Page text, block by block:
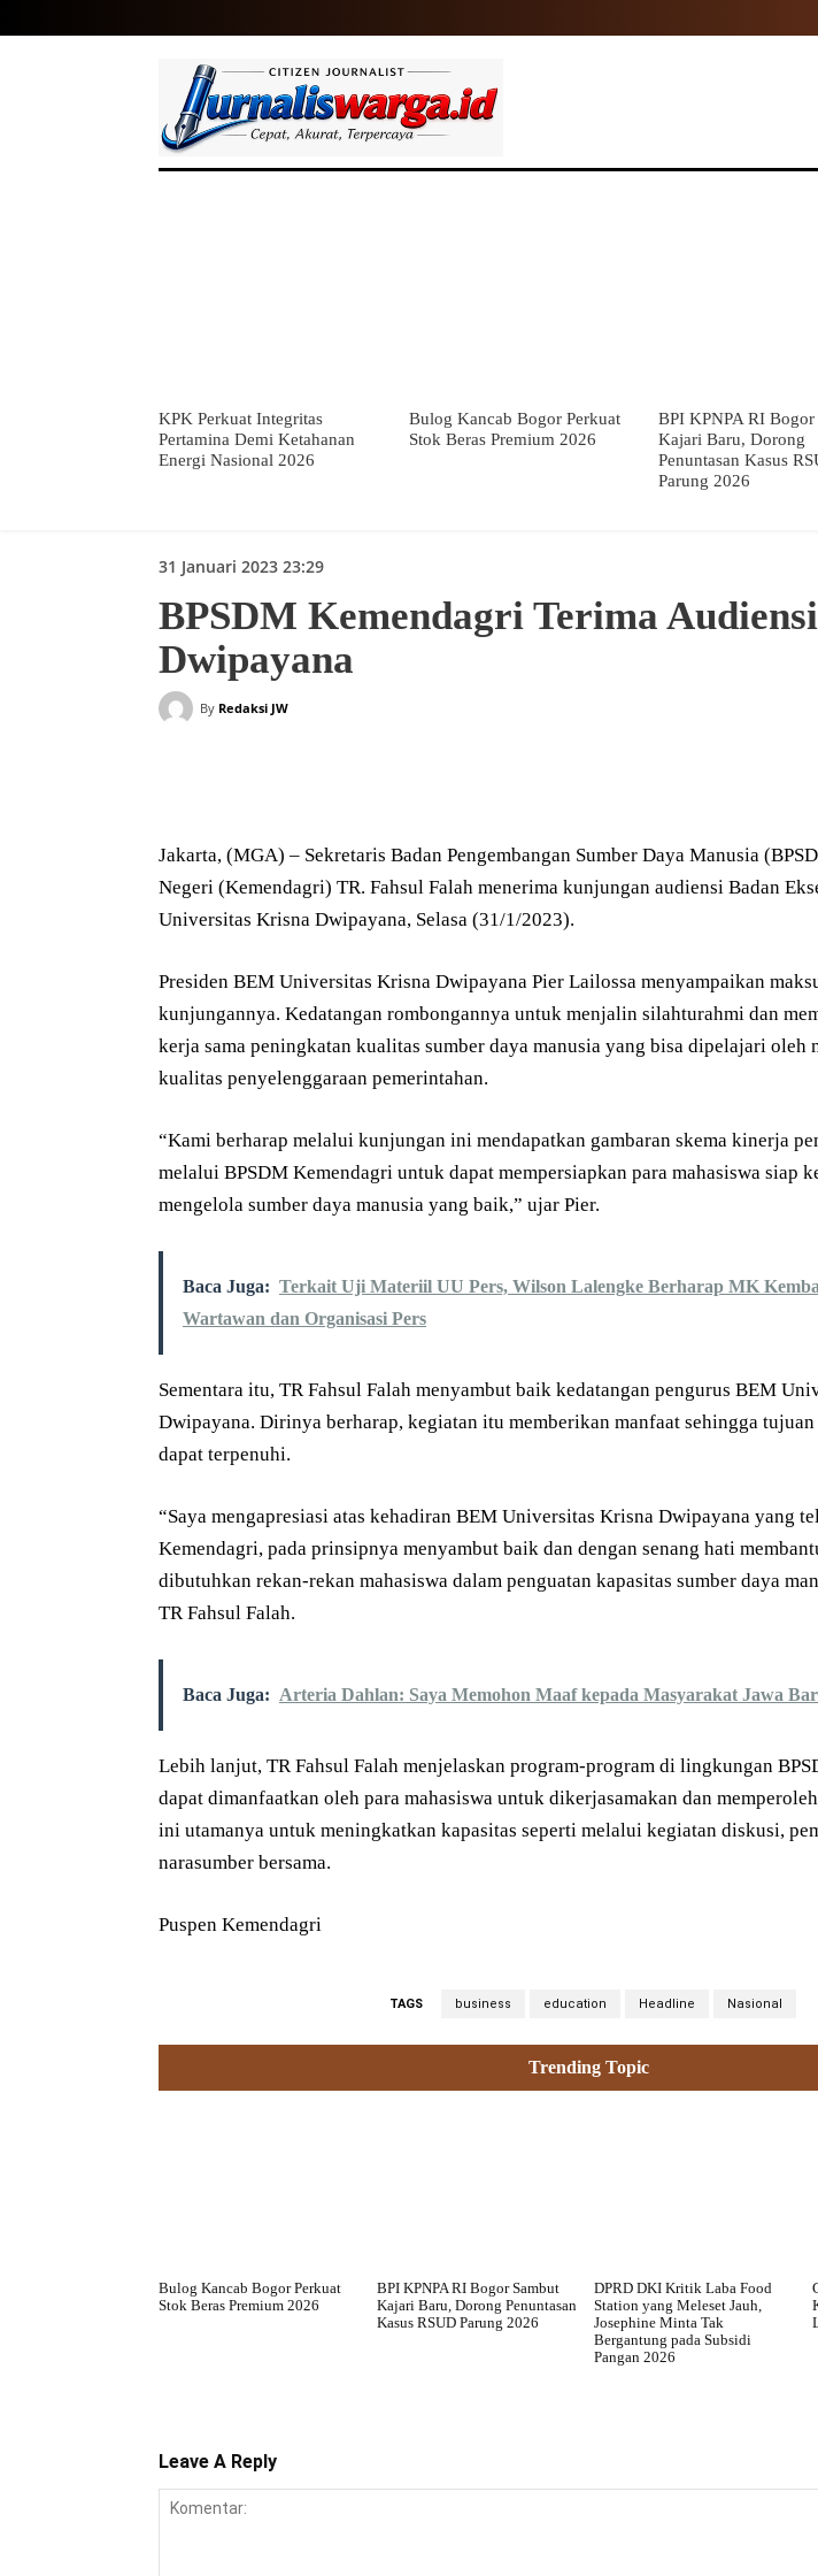
KPK Perkuat Integritas
Pertamina Demi Ketahanan
Energi Nasional 2026
Bulog Kancab Bogor Perkuat
Stok Beras Premium 2026
BPI KPNPA RI Bogor
Kajari Baru, Dorong
Penuntasan Kasus
Parung 2026
31 Januari 2023 23:29
BPSDM Kemendagri Terima
Dwipayana
By Redaksi JW
Jakarta, (MGA) – Sekretaris Badan Pengembangan Sumber Daya Manusia
Negeri (Kemendagri) TR. Fahsul Falah menerima kunjungan audiensi Badan
Universitas Krisna Dwipayana, Selasa (31/1/2023).
Presiden BEM Universitas Krisna Dwipayana Pier Lailossa menyampaikan
kunjungannya. Kedatangan rombongannya untuk menjalin silahturahmi dan
kerja sama peningkatan kualitas sumber daya manusia yang bisa dipelajari oleh
kualitas penyelenggaraan pemerintahan.
“Kami berharap melalui kunjungan ini mendapatkan gambaran skema kinerja
melalui BPSDM Kemendagri untuk dapat mempersiapkan para mahasiswa siap
mengelola sumber daya manusia yang baik,” ujar Pier.
Baca Juga: Terkait Uji Materiil UU Pers, Wilson Lalengke Berharap MK
Wartawan dan Organisasi Pers
Sementara itu, TR Fahsul Falah menyambut baik kedatangan pengurus BEM
Dwipayana. Dirinya berharap, kegiatan itu memberikan manfaat sehingga
dapat terpenuhi.
“Saya mengapresiasi atas kehadiran BEM Universitas Krisna Dwipayana yang
Kemendagri, pada prinsipnya menyambut baik dan dengan senang hati
dibutuhkan rekan-rekan mahasiswa dalam penguatan kapasitas sumber daya
TR Fahsul Falah.
Baca Juga: Arteria Dahlan: Saya Memohon Maaf kepada Masyarakat Jawa
Lebih lanjut, TR Fahsul Falah menjelaskan program-program di lingkungan
dapat dimanfaatkan oleh para mahasiswa untuk dikerjasamakan dan
ini utamanya untuk meningkatkan kapasitas seperti melalui kegiatan diskusi,
narasumber bersama.
Puspen Kemendagri
TAGS business education Headline Nasional
Trending Topic
Bulog Kancab Bogor Perkuat
Stok Beras Premium 2026
BPI KPNPA RI Bogor Sambut
Kajari Baru, Dorong Penuntasan
Kasus RSUD Parung 2026
DPRD DKI Kritik Laba Food
Station yang Meleset Jauh,
Josephine Minta Tak
Bergantung pada Subsidi
Pangan 2026
Leave A Reply